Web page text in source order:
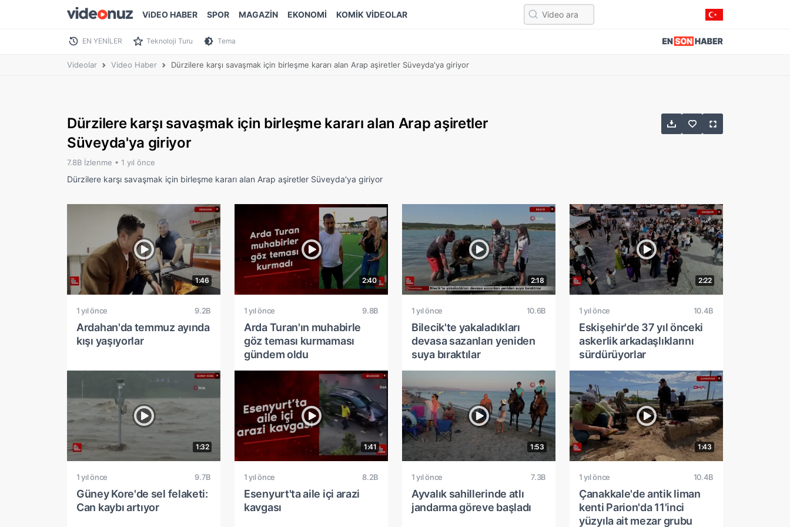
ViDEO HABER SPOR MAGAZİN EKONOMİ KOMİK VİDEOLAR
EN YENİLER Teknoloji Turu Tema
Videolar Video Haber Dürzilere karşı savaşmak için birleşme kararı alan Arap aşiretler Süveyda'ya giriyor
Dürzilere karşı savaşmak için birleşme kararı alan Arap aşiretler
Süveyda'ya giriyor
7.8B İzlenme • 1 yıl önce
Dürzilere karşı savaşmak için birleşme kararı alan Arap aşiretler Süveyda'ya giriyor
1:46
1 yıl önce 9.2B
Ardahan'da temmuz ayında
kışı yaşıyorlar
2:40
1 yıl önce 9.8B
Arda Turan'ın muhabirle
göz teması kurmaması
gündem oldu
2:18
1 yıl önce 10.6B
Bilecik'te yakaladıkları
devasa sazanları yeniden
suya bıraktılar
2:22
1 yıl önce 10.4B
Eskişehir'de 37 yıl önceki
askerlik arkadaşlıklarını
sürdürüyorlar
1:32
1 yıl önce 9.7B
Güney Kore'de sel felaketi:
Can kaybı artıyor
1:41
1 yıl önce 8.2B
Esenyurt'ta aile içi arazi
kavgası
1:53
1 yıl önce 7.3B
Ayvalık sahillerinde atlı
jandarma göreve başladı
1:43
1 yıl önce 10.4B
Çanakkale'de antik liman
kenti Parion'da 11'inci
yüzyıla ait mezar grubu